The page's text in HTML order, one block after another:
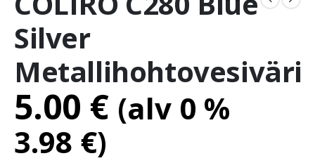
Silver
Metallihohtovesiväri
5.00 € (alv 0 %
3.98 €)